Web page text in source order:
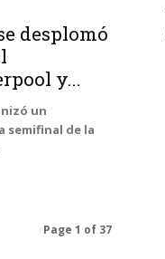
desplomó
y...
un
semifinal de la
Page 1 of 37